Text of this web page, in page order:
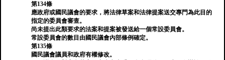
第134條
應政府或國民議會的要求，將法律草案和法律提案送交專門為此目的
指定的委員會審查。
尚未提出此類要求的法案和提案被發送給一個常設委員會。
常設委員會的數目由國民議會內部條例確定。
第135條
國民議會議員和政府有權修改。